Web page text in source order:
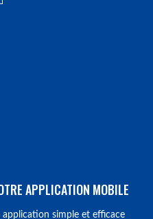
APPLICATION MOBILE
application simple et efficace